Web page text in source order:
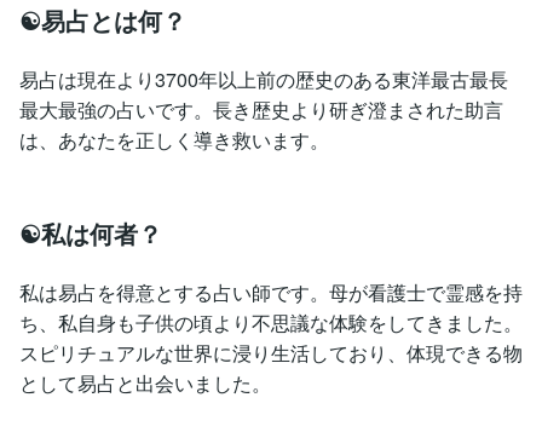
☯易占とは何？
易占は現在より3700年以上前の歴史のある東洋最古最長
最大最強の占いです。長き歴史より研ぎ澄まされた助言
は、あなたを正しく導き救います。
☯私は何者？
私は易占を得意とする占い師です。母が看護士で霊感を持
ち、私自身も子供の頃より不思議な体験をしてきました。
スピリチュアルな世界に浸り生活しており、体現できる物
として易占と出会いました。